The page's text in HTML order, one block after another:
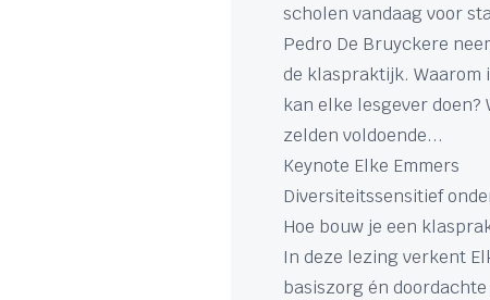
scholen vandaag voor
Pedro De Bruyckere
de klaspraktijk. Waarom
kan elke lesgever
zelden voldoende...
Keynote Elke Emmers
Diversiteitssensitief
Hoe bouw je een
In deze lezing verkent
basiszorg én